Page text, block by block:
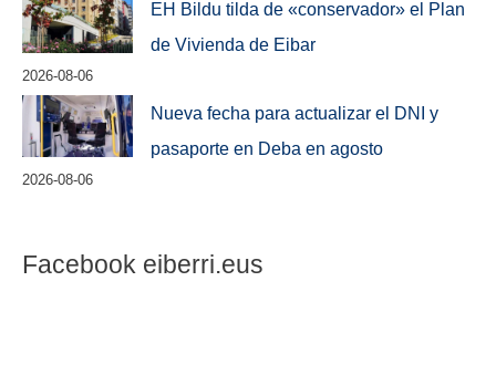
EH Bildu tilda de «conservador» el Plan
de Vivienda de Eibar
2026-08-06
Nueva fecha para actualizar el DNI y
pasaporte en Deba en agosto
2026-08-06
Facebook eiberri.eus